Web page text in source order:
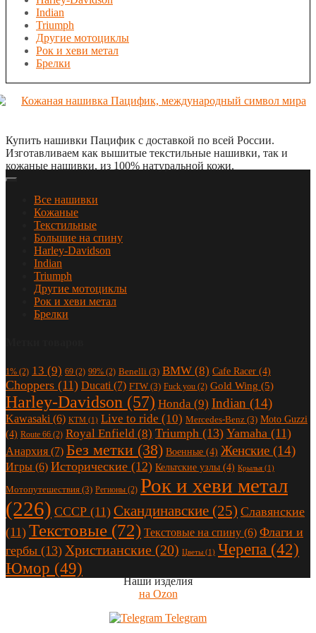
Indian
Triumph
Другие мотоциклы
Рок и хеви метал
Брелки
Купить нашивки Пацифик с доставкой по всей России.
Изготавливаем как вышитые текстильные нашивки, так и
кожаные нашивки, из 100% натуральной кожи.
Все нашивки
Кожаные
Текстильные
Большие на спину
Harley-Davidson
Indian
Triumph
Другие мотоциклы
Рок и хеви метал
Брелки
1% (2) 13 (9) 69 (2) 99% (2) Benelli (3) BMW (8) Cafe Racer (4)
Choppers (11) Ducati (7) FTW (3) Fuck you (2) Gold Wing (5)
Harley-Davidson (57) Honda (9) Indian (14)
Kawasaki (6) KTM (1) Live to ride (10) Mercedes-Benz (3) Moto Guzzi
(4) Route 66 (2) Royal Enfield (8) Triumph (13) Yamaha (11)
Анархия (7) Без метки (38) Военные (4) Женские (14)
Игры (6) Исторические (12) Кельтские узлы (4) Крылья (1)
Мотопутешествия (3) Регионы (2) Рок и хеви метал
(226) СССР (11) Скандинавские (25) Славянские
(11) Текстовые (72) Текстовые на спину (6) Флаги и
гербы (13) Христианские (20) Цветы (1) Черепа (42)
Юмор (49)
Наши изделия
на Ozon
Telegram